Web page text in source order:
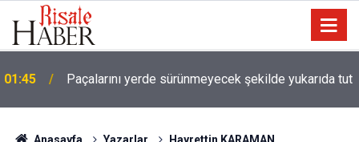
01:45 Paçalarını yerde sürünmeyecek şekilde yukarıda tut